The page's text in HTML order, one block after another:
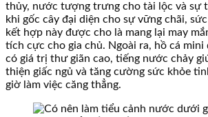
thủy, nước tượng trưng cho tài lộc và sự
khi gốc cây đại diện cho sự vững chãi,
kết hợp này được cho là mang lại may
tích cực cho gia chủ. Ngoài ra, hồ cá mini
có giá trị thư giãn cao, tiếng nước chảy
thiện giấc ngủ và tăng cường sức khỏe
giờ làm việc căng thẳng.